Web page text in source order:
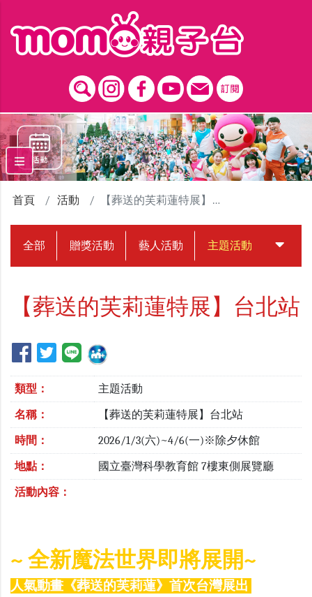
首頁 活動 【葬送的芙莉蓮特展】台北站
全部 贈獎活動 藝人活動 主題活動 中獎名
【葬送的芙莉蓮特展】台北站
類型： 主題活動
名稱： 【葬送的芙莉蓮特展】台北站
時間： 2026/1/3(六)~4/6(一)※除夕休館
地點： 國立臺灣科學教育館 7樓東側展覽廳
活動內容：
~ 全新魔法世界即將展開~
人氣動畫《葬送的芙莉蓮》首次台灣展出